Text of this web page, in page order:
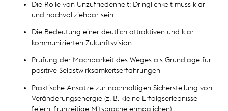
Die Rolle von Unzufriedenheit: Dringlichkeit muss klar
und nachvollziehbar sein
Die Bedeutung einer deutlich attraktiven und klar
kommunizierten Zukunftsvision
Prüfung der Machbarkeit des Weges als Grundlage für
positive Selbstwirksamkeitserfahrungen
Praktische Ansätze zur nachhaltigen Sicherstellung von
Veränderungsenergie (z. B. kleine Erfolgserlebnisse
feiern, frühzeitige Mitsprache ermöglichen)